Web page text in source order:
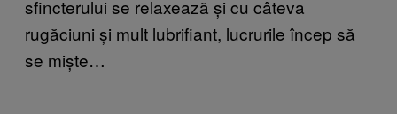
sfincterului se relaxează și cu câteva
rugăciuni și mult lubrifiant, lucrurile încep să
se miște…